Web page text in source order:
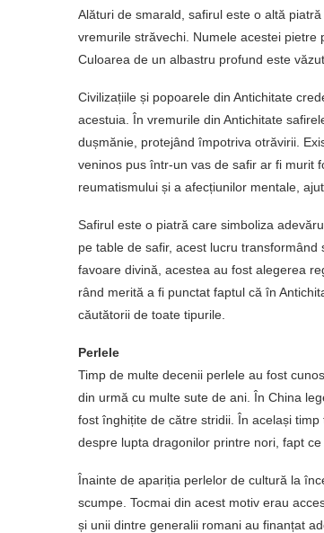
Alături de smarald, safirul este o altă
vremurile străvechi. Numele acestei pietre
Culoarea de un albastru profund este
Civilizațiile și popoarele din Antichitate
acestuia. În vremurile din Antichitate
dușmănie, protejând împotriva otrăvirii.
veninos pus într-un vas de safir ar fi murit
reumatismului și a afecțiunilor mentale,
Safirul este o piatră care simboliza
pe table de safir, acest lucru
favoare divină, acestea au fost alegerea
rând merită a fi punctat faptul că în
căutătorii de toate tipurile.
Perlele
Timp de multe decenii perlele au fost
din urmă cu multe sute de ani. În China
fost înghițite de către stridii. În același
despre lupta dragonilor printre nori, fapt
Înainte de apariția perlelor de cultură la
scumpe. Tocmai din acest motiv erau
și unii dintre generalii romani au finanțat